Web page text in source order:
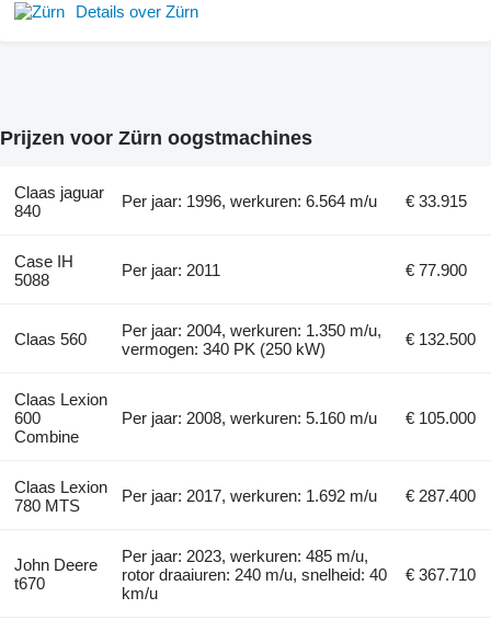
Details over Zürn
Prijzen voor Zürn oogstmachines
Claas jaguar
840
Per jaar: 1996, werkuren: 6.564 m/u € 33.915
Case IH
5088
Per jaar: 2011 € 77.900
Claas 560
Per jaar: 2004, werkuren: 1.350 m/u,
vermogen: 340 PK (250 kW)
€ 132.500
Claas Lexion
600
Combine
Per jaar: 2008, werkuren: 5.160 m/u € 105.000
Claas Lexion
780 MTS
Per jaar: 2017, werkuren: 1.692 m/u € 287.400
John Deere
t670
Per jaar: 2023, werkuren: 485 m/u,
rotor draaiuren: 240 m/u, snelheid: 40
km/u
€ 367.710